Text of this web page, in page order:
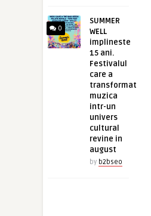
0
SUMMER
WELL
implineste
15 ani.
Festivalul
care a
transformat
muzica
intr-un
univers
cultural
revine in
august
by b2bseo